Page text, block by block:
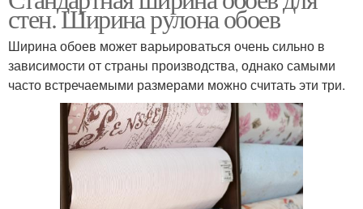
стен. Ширина рулона обоев
Ширина обоев может варьироваться очень сильно в
зависимости от страны производства, однако самыми
часто встречаемыми размерами можно считать эти три.